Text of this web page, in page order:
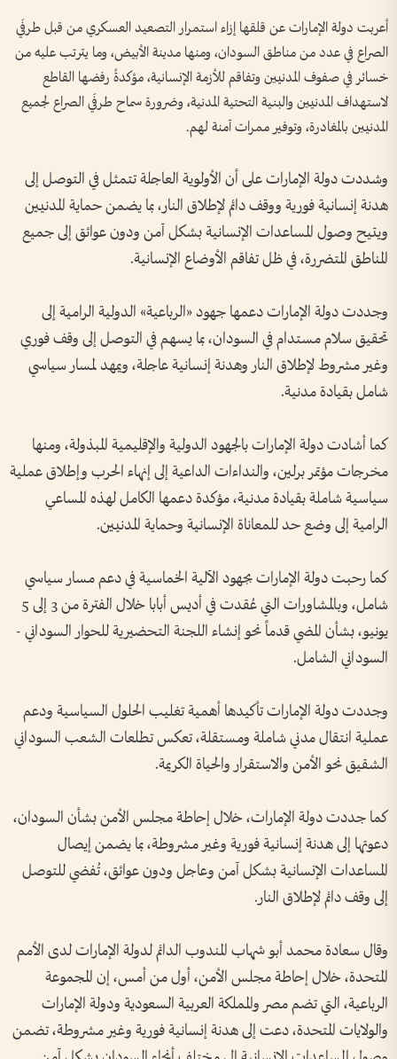
أعربت دولة الإمارات عن قلقها إزاء استمرار التصعيد العسكري من قبل طرفَي
الصراع في عدد من مناطق السودان، ومنها مدينة الأبيض، وما يترتب عليه من
خسائر في صفوف المدنيين وتفاقم للأزمة الإنسانية، مؤكدةً رفضها القاطع
لاستهداف المدنيين والبنية التحتية المدنية، وضرورة سماح طرفَي الصراع لجميع
المدنيين بالمغادرة، وتوفير ممرات آمنة لهم.
وشددت دولة الإمارات على أن الأولوية العاجلة تتمثل في التوصل إلى
هدنة إنسانية فورية ووقف دائم لإطلاق النار، بما يضمن حماية المدنيين
ويتيح وصول المساعدات الإنسانية بشكل آمن ودون عوائق إلى جميع
المناطق المتضررة، في ظل تفاقم الأوضاع الإنسانية.
وجددت دولة الإمارات دعمها جهود «الرباعية» الدولية الرامية إلى
تحقيق سلام مستدام في السودان، بما يسهم في التوصل إلى وقف فوري
وغير مشروط لإطلاق النار وهدنة إنسانية عاجلة، ويمهد لمسار سياسي
شامل بقيادة مدنية.
كما أشادت دولة الإمارات بالجهود الدولية والإقليمية المبذولة، ومنها
مخرجات مؤتمر برلين، والنداءات الداعية إلى إنهاء الحرب وإطلاق عملية
سياسية شاملة بقيادة مدنية، مؤكدة دعمها الكامل لهذه المساعي
الرامية إلى وضع حد للمعاناة الإنسانية وحماية المدنيين.
كما رحبت دولة الإمارات بجهود الآلية الخماسية في دعم مسار سياسي
شامل، وبالمشاورات التي عُقدت في أديس أبابا خلال الفترة من 3 إلى 5
يونيو، بشأن المضي قدماً نحو إنشاء اللجنة التحضيرية للحوار السوداني -
السوداني الشامل.
وجددت دولة الإمارات تأكيدها أهمية تغليب الحلول السياسية ودعم
عملية انتقال مدني شاملة ومستقلة، تعكس تطلعات الشعب السوداني
الشقيق نحو الأمن والاستقرار والحياة الكريمة.
كما جددت دولة الإمارات، خلال إحاطة مجلس الأمن بشأن السودان،
دعوتها إلى هدنة إنسانية فورية وغير مشروطة، بما يضمن إيصال
المساعدات الإنسانية بشكل آمن وعاجل ودون عوائق، تُفضي للتوصل
إلى وقف دائم لإطلاق النار.
وقال سعادة محمد أبو شهاب المندوب الدائم لدولة الإمارات لدى الأمم
المتحدة، خلال إحاطة مجلس الأمن، أول من أمس، إن المجموعة
الرباعية، التي تضم مصر والمملكة العربية السعودية ودولة الإمارات
والولايات المتحدة، دعت إلى هدنة إنسانية فورية وغير مشروطة، تضمن